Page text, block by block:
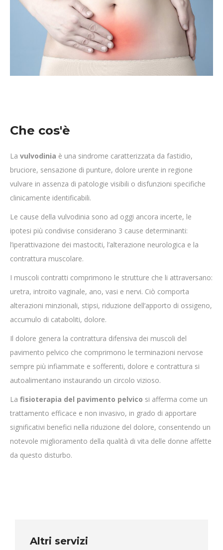
Che cos'è
La vulvodinia è una sindrome caratterizzata da fastidio,
bruciore, sensazione di punture, dolore urente in regione
vulvare in assenza di patologie visibili o disfunzioni specifiche
clinicamente identificabili.
Le cause della vulvodinia sono ad oggi ancora incerte, le
ipotesi più condivise considerano 3 cause determinanti:
l’iperattivazione dei mastociti, l’alterazione neurologica e la
contrattura muscolare.
I muscoli contratti comprimono le strutture che li attraversano:
uretra, introito vaginale, ano, vasi e nervi. Ciò comporta
alterazioni minzionali, stipsi, riduzione dell’apporto di ossigeno,
accumulo di cataboliti, dolore.
Il dolore genera la contrattura difensiva dei muscoli del
pavimento pelvico che comprimono le terminazioni nervose
sempre più infiammate e sofferenti, dolore e contrattura si
autoalimentano instaurando un circolo vizioso.
La fisioterapia del pavimento pelvico si afferma come un
trattamento efficace e non invasivo, in grado di apportare
significativi benefici nella riduzione del dolore, consentendo un
notevole miglioramento della qualità di vita delle donne affette
da questo disturbo.
Altri servizi